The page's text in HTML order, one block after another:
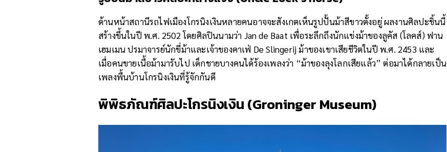
ด้านหน้าสถานีรถไฟเมืองโกรนิงเงินหลายคนอาจจะสังเกตเห็นรูปปั้นม้าสีขาวตั้งอยู่ ผลงานศิลปะชิ้นนี้
สร้างขึ้นในปี พ.ศ. 2502 โดยศิลปินนามว่า Jan de Baat เพื่อระลึกถึงนักแข่งม้าของลูคัส (โลคส์) ฟาน
เฮมเมน ปรมาจารย์นักขี่ม้าและเจ้าของคาเฟ่ De Slingerij ม้าของเขาเสียชีวิตในปี พ.ศ. 2453 และ
เมื่อคนขายเนื้อม้ามารับไป เด็กชายบางคนได้ร้องเพลงว่า “ม้าของลุงโลกเสียแล้ว” ต่อมาได้กลายเป็น
เพลงพื้นบ้านโกรนิงเงินที่รู้จักกันดี
พิพิธภัณฑ์ศิลปะโกรนิงเงิน(Groninger Museum)